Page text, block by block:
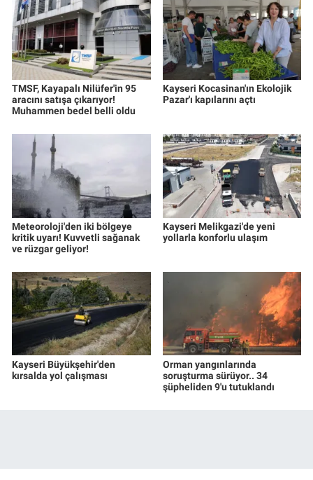
TMSF, Kayapalı Nilüfer'in 95
aracını satışa çıkarıyor!
Muhammen bedel belli oldu
Kayseri Kocasinan'ın Ekolojik
Pazar'ı kapılarını açtı
Meteoroloji'den iki bölgeye
kritik uyarı! Kuvvetli sağanak
ve rüzgar geliyor!
Kayseri Melikgazi'de yeni
yollarla konforlu ulaşım
Kayseri Büyükşehir'den
kırsalda yol çalışması
Orman yangınlarında
soruşturma sürüyor.. 34
şüpheliden 9'u tutuklandı